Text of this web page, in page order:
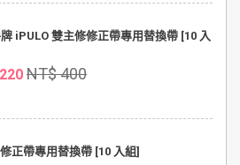
iPULO 雙主修修正帶專用替換帶 [10 入
NT$ 400
正帶專用替換帶 [10 入組]